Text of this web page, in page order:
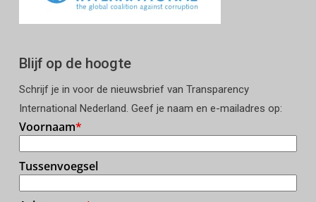
Blijf op de hoogte
Schrijf je in voor de nieuwsbrief van Transparency
International Nederland. Geef je naam en e-mailadres op: